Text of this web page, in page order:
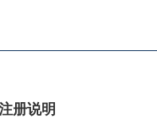
册说明